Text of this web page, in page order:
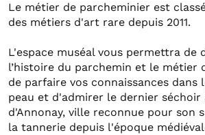
Le métier de parcheminier est
des métiers d'art rare depuis 2011.
L'espace muséal vous permettra de
l’histoire du parchemin et le métier
de parfaire vos connaissances dans
peau et d'admirer le dernier séchoir
d'Annonay, ville reconnue pour son
la tannerie depuis l'époque